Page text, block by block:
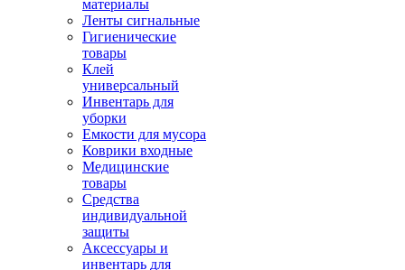
материалы
Ленты сигнальные
Гигиенические
товары
Клей
универсальный
Инвентарь для
уборки
Емкости для мусора
Коврики входные
Медицинские
товары
Средства
индивидуальной
защиты
Аксессуары и
инвентарь для